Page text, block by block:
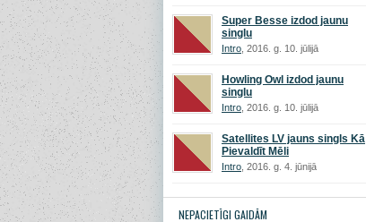
Super Besse izdod jaunu
singlu
Intro , 2016. g. 10. jūlijā
Howling Owl izdod jaunu
singlu
Intro , 2016. g. 10. jūlijā
Satellites LV jauns singls Kā
Pievaldīt Mēli
Intro , 2016. g. 4. jūnijā
NEPACIETĪGI GAIDĀM